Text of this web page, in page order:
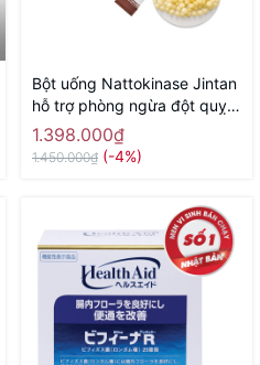
Bột uống Nattokinase Jintan
hỗ trợ phòng ngừa đột quỵ,
tai biến, giảm mỡ máu 60 gói
- Hàng Nhật chính hãng
1.398.000₫
1.450.000₫ (-4%)